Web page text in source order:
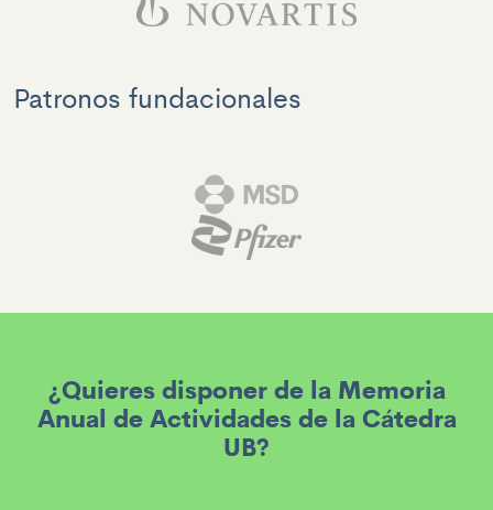
Patronos fundacionales
¿Quieres disponer de la Memoria
Anual de Actividades de la Cátedra
UB?